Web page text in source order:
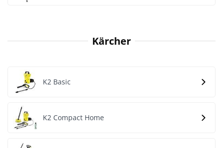
Kärcher
K2 Basic
K2 Compact Home